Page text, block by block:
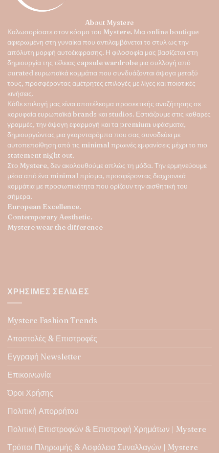
σελίδα
του
προϊόντος
About Mystere
Καλωσορίσατε στον κόσμο του Mystere. Μια online boutique
αφιερωμένη στη γυναίκα που αντιλαμβάνεται το στυλ ως την
απόλυτη μορφή αυτοέκφρασης. Η φιλοσοφία μας βασίζεται στη
δημιουργία της τέλειας capsule wardrobe μια συλλογή από
curated ευρωπαϊκά κομμάτια που συνδυάζονται άψογα μεταξύ
τους, προσφέροντας αμέτρητες επιλογές με λίγες και ποιοτικές
κινήσεις.
Κάθε επιλογή μας είναι αποτέλεσμα προσεκτικής αναζήτησης σε
κορυφαία ευρωπαϊκά brands και studios. Εστιάζουμε στις καθαρές
γραμμές, την άψογη εφαρμογή και τα premium υφάσματα,
δημιουργώντας μια γκαρνταρόμπα που σας συνοδεύει με
αυτοπεποίθηση από τις minimal πρωινές εμφανίσεις μέχρι το πιο
statement night out.
Στο Mystere, δεν ακολουθούμε απλώς τη μόδα. Την ερμηνεύουμε
μέσα από ένα minimal πρίσμα, προσφέροντας διαχρονικά
κομμάτια με προσωπικότητα που ορίζουν την αισθητική του
σήμερα.
European Excellence.
Contemporary Aesthetic.
Mystere wear the difference
ΧΡΉΣΙΜΕΣ ΣΕΛΊΔΕΣ
Mystere Fashion Trends
Αποστολές & Επιστροφές
Εγγραφή Newsletter
Επικοινωνία
Όροι Χρήσης
Πολιτική Απορρήτου
Πολιτική Επιστροφών & Επιστροφή Χρημάτων | Mystere
Τρόποι Πληρωμής & Ασφάλεια Συναλλαγών | Mystere